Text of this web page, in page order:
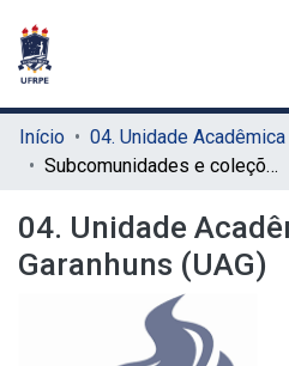
Início
Subcomunidades e coleções
04. Unidade
Garanhuns (UAG)